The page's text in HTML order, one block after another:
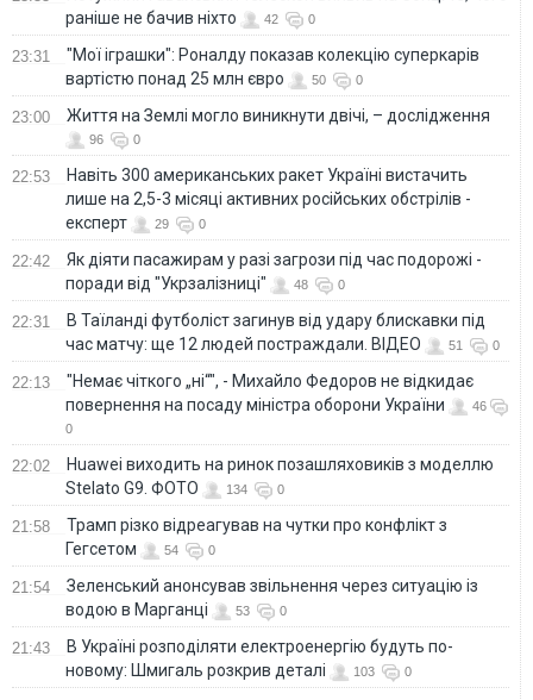
раніше не бачив ніхто
42 0
23:31
"Мої іграшки": Роналду показав колекцію суперкарів
вартістю понад 25 млн євро
50 0
23:00 Життя на Землі могло виникнути двічі, – дослідження
96 0
22:53
Навіть 300 американських ракет Україні вистачить
лише на 2,5-3 місяці активних російських обстрілів -
експерт
29 0
22:42
Як діяти пасажирам у разі загрози під час подорожі -
поради від "Укрзалізниці"
48 0
22:31
В Таїланді футболіст загинув від удару блискавки під
час матчу: ще 12 людей постраждали. ВІДЕО
51 0
22:13
"Немає чіткого „ні“", - Михайло Федоров не відкидає
повернення на посаду міністра оборони України
46
0
22:02
Huawei виходить на ринок позашляховиків з моделлю
Stelato G9. ФОТО
134 0
21:58
Трамп різко відреагував на чутки про конфлікт з
Гегсетом
54 0
21:54
Зеленський анонсував звільнення через ситуацію із
водою в Марганці
53 0
21:43
В Україні розподіляти електроенергію будуть по-
новому: Шмигаль розкрив деталі
103 0